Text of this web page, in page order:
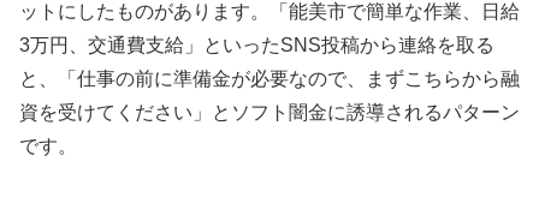
ットにしたものがあります。「能美市で簡単な作業、日給
3万円、交通費支給」といったSNS投稿から連絡を取る
と、「仕事の前に準備金が必要なので、まずこちらから融
資を受けてください」とソフト闇金に誘導されるパターン
です。